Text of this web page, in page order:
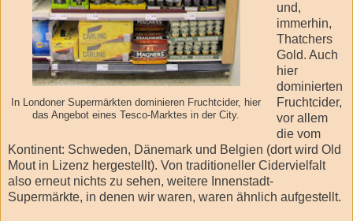
In Londoner Supermärkten dominieren Fruchtcider, hier
das Angebot eines Tesco-Marktes in der City.
und,
immerhin,
Thatchers
Gold. Auch
hier
dominierten
Fruchtcider,
vor allem
die vom
Kontinent: Schweden, Dänemark und Belgien (dort wird Old
Mout in Lizenz hergestellt). Von traditioneller Cidervielfalt
also erneut nichts zu sehen, weitere Innenstadt-
Supermärkte, in denen wir waren, waren ähnlich aufgestellt.